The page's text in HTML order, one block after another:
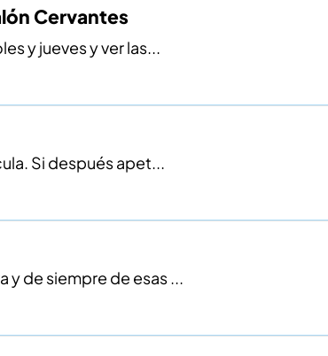
Cervantes
y jueves y ver las...
Si después apet...
y de siempre de esas ...